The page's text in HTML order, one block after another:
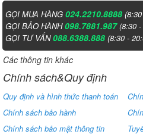
GỌI MUA HÀNG024.2210.8888
GỌI BẢO HÀNH098.7881.987 (8:30
GỌI TƯ VẤN088.6388.888 (8:30 -
Các thông tin khác
Chính sách&Quy định
Quy định và hình thức thanh toán
Chính sách bảo hành
Chính sách bảo mật thông tin